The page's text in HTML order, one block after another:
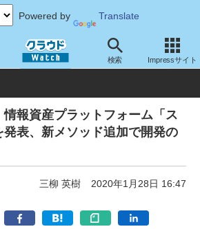
Powered by Translate
検索 Impressサイト
ス・ソフト サービス 業務関連
報資産プラットフォーム「ス
表、新メソッド追加で開発の
三柳 英樹 2020年1月28日 16:47